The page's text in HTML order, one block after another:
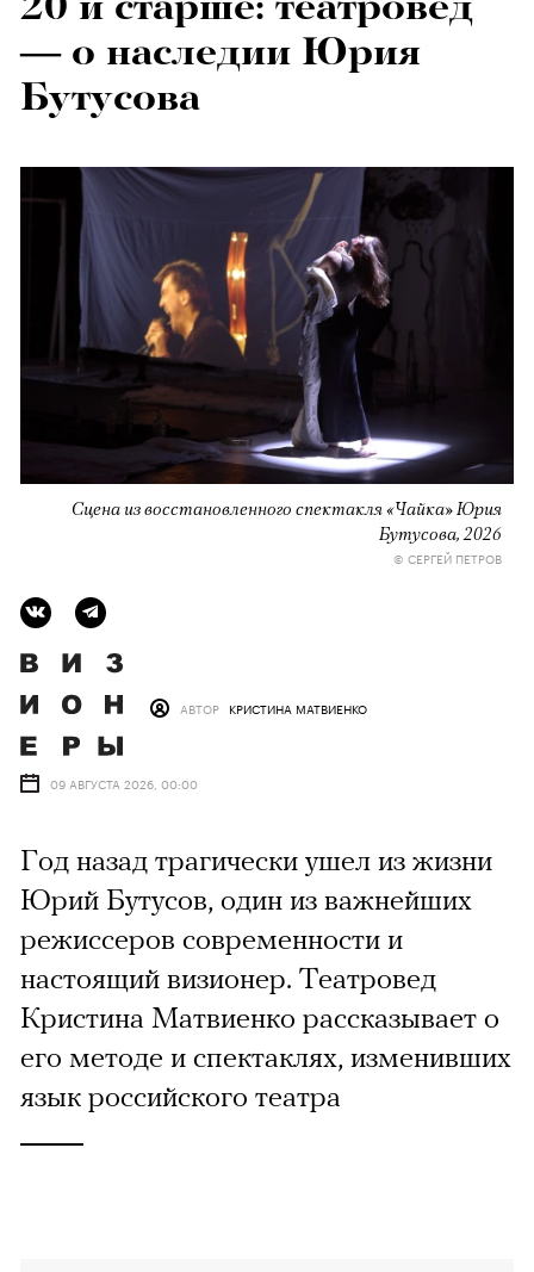
— о наследии Юрия
Бутусова
Сцена из восстановленного спектакля «Чайка» Юрия
Бутусова, 2026
© СЕРГЕЙ ПЕТРОВ
АВТОР КРИСТИНА МАТВИЕНКО
09 АВГУСТА 2026, 00:00
Год назад трагически ушел из жизни
Юрий Бутусов, один из важнейших
режиссеров современности и
настоящий визионер. Театровед
Кристина Матвиенко рассказывает о
его методе и спектаклях, изменивших
язык российского театра